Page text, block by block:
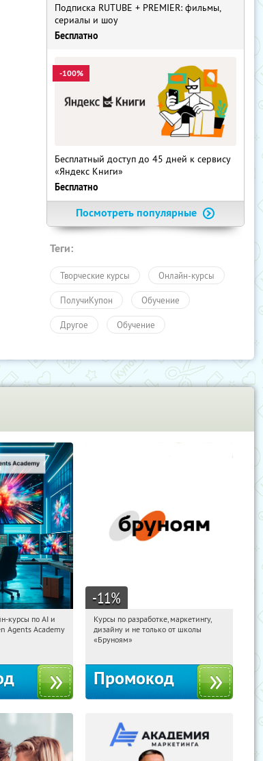
Подписка RUTUBE + PREMIER: фильмы,
сериалы и шоу
Бесплатно
-100%
Бесплатный доступ до 45 дней к сервису
«Яндекс Книги»
Бесплатно
Посмотреть популярные
Теги:
Творческие курсы Онлайн-курсы
ПолучиКупон Обучение
Другое Обучение
Получили:
курсы по AI и
Agents Academy
-11%
20:33:57
Получи первым!
Россия
Курсы по разработке, маркетингу,
дизайну и не только от школы
«Бруноям»
Промокод